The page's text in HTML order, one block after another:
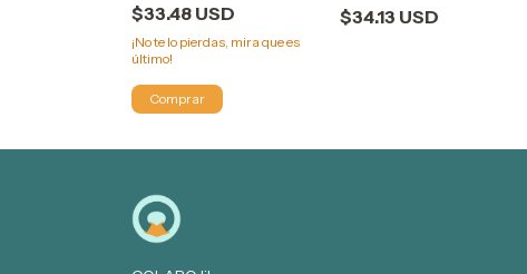
$33.48 USD
¡No te lo pierdas, mira que es
último!
$34.13 USD